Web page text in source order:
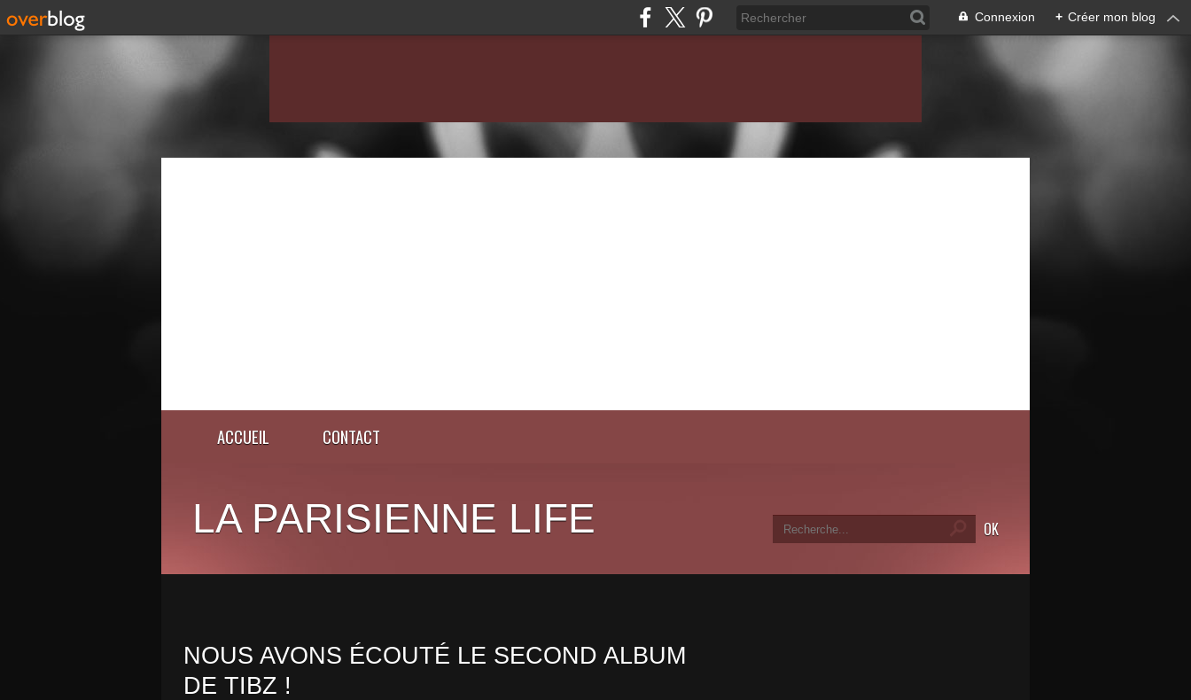
Connexion + Créer mon blog
ACCUEIL CONTACT
LA PARISIENNE LIFE
NOUS AVONS ÉCOUTÉ LE SECOND ALBUM
DE TIBZ !